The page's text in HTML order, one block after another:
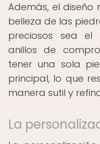
Además, el diseño
belleza de las
preciosos sea el
anillos de
tener una sola
principal, lo que
manera sutil y
La